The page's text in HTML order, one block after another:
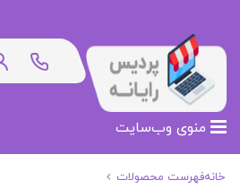
خانهفهرست محصولات